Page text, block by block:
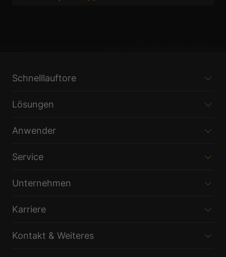
Schnelllauftore
Lösungen
Anwender
Service
Unternehmen
Karriere
Kontakt & Weiteres